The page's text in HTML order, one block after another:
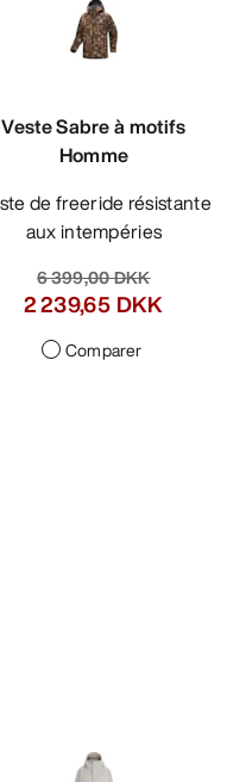
Veste Sabre à motifs
Homme
aux intempéries
6 399,00 DKK
2 239,65 DKK
Comparer